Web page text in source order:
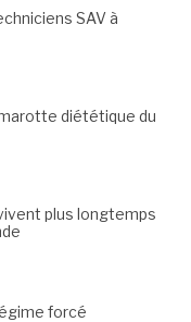
SAV à
diététique du
plus longtemps
forcé